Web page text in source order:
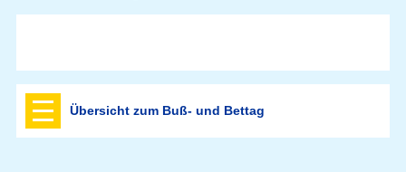
Übersicht zum Buß- und Bettag